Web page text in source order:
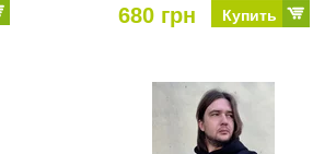
680 грн Купить